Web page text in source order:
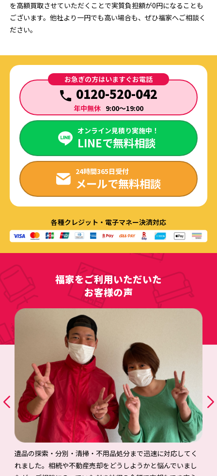
を高額買取させていただくことで実質負担額が0円になることも
ございます。他社より一円でも高い場合も、ぜひ福家へご相談く
ださい。
お急ぎの方はいますぐお電話
0120-520-042
年中無休 9:00～19:00
オンライン見積り実施中！
LINEで無料相談
24時間365日受付
メールで無料相談
各種クレジット・電子マネー決済対応
福家をご利用いただいた
お客様の声
遺品の探索・分別・清掃・不用品処分まで迅速に対応してく
れました。相続や不動産売却をどうしようかと悩んでいまし